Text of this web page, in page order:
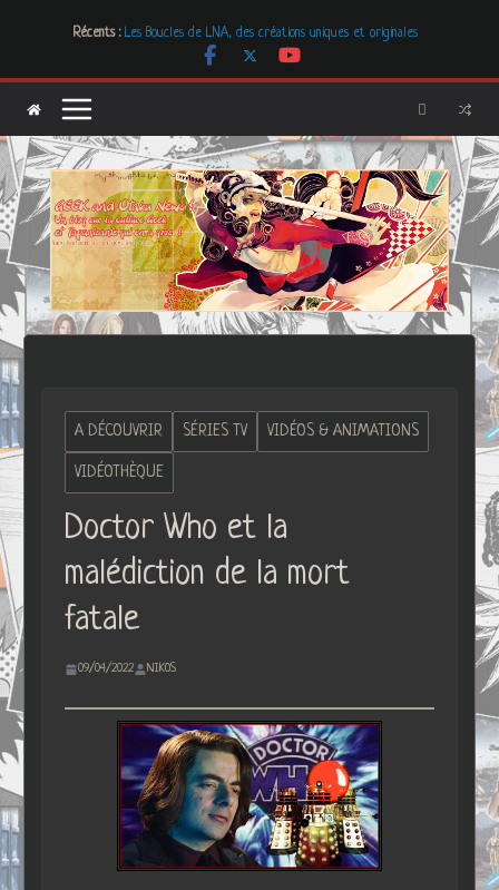
Récents : Les Boucles de LNA, des créations uniques et originales
# Cher GON #01 – juillet 2026
[Dossier] Les dystopies dans la littérature mais pas que …
A DÉCOUVRIR SÉRIES TV VIDÉOS & ANIMATIONS
VIDÉOTHÈQUE
Doctor Who et la
malédiction de la mort
fatale
09/04/2022 NIKOS